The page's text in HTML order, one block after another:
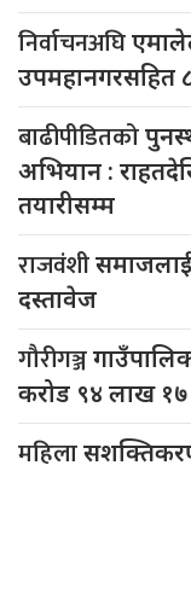
निर्वाचनअघि
उपमहानगरसहित
बाढीपीडितको
अभियान :
तयारीसम्म
राजवंशीसमाजलाई
दस्तावेज
गौरीगञ्ज
करोड ९४ लाख १७
महिला